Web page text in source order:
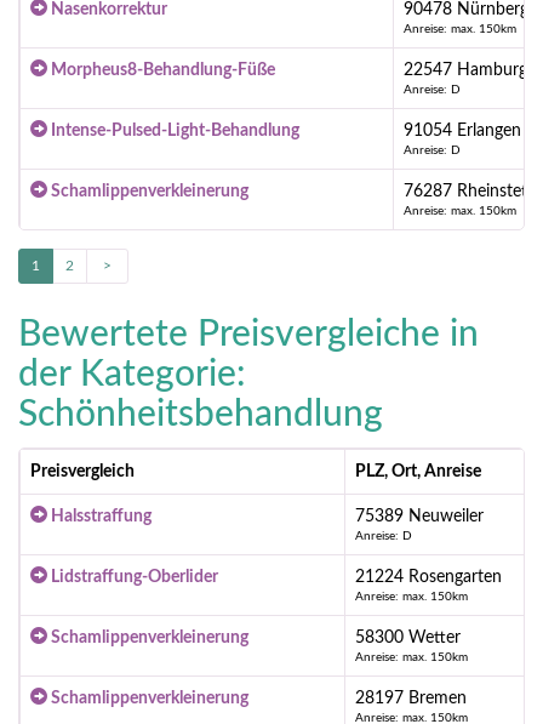
Nasenkorrektur 90478 Nürnberg
Anreise: max. 150km
Morpheus8-Behandlung-Füße 22547 Hamburg
Anreise: D
Intense-Pulsed-Light-Behandlung 91054 Erlangen
Anreise: D
Schamlippenverkleinerung 76287
Anreise: max. 150km
1 2 >
Bewertete Preisvergleiche in
der Kategorie:
Schönheitsbehandlung
Preisvergleich PLZ, Ort, Anreise
Halsstraffung 75389 Neuweiler
Anreise: D
Lidstraffung-Oberlider 21224 Rosengarten
Anreise: max. 150km
Schamlippenverkleinerung 58300 Wetter
Anreise: max. 150km
Schamlippenverkleinerung 28197 Bremen
Anreise: max. 150km